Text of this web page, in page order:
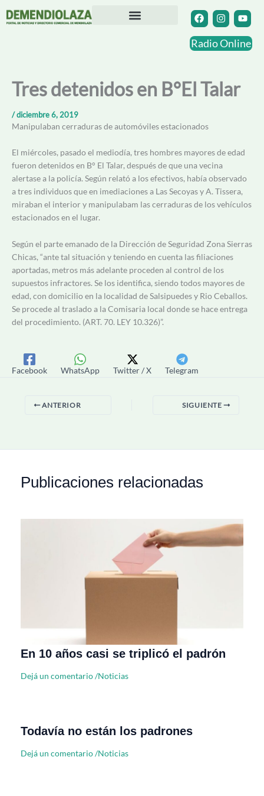
F
a
c
e
b
I
n
s
t
a
m
Y
o
u
t
u
Radio Online
Tres detenidos en B°El Talar
/diciembre 6, 2019
Manipulaban cerraduras de automóviles estacionados
El miércoles, pasado el mediodía, tres hombres mayores de edad
fueron detenidos en B° El Talar, después de que una vecina
alertase a la policía. Según relató a los efectivos, había observado
a tres individuos que en imediaciones a Las Secoyas y A. Tissera,
miraban el interior y manipulabam las cerraduras de los vehículos
estacionados en el lugar.
Según el parte emanado de la Dirección de Seguridad Zona Sierras
Chicas, “ante tal situación y teniendo en cuenta las filiaciones
aportadas, metros más adelante proceden al control de los
supuestos infractores. Se los identifica, siendo todos mayores de
edad, con domicilio en la localidad de Salsipuedes y Rio Ceballos.
Se procede al traslado a la Comisaria local donde se hace entrega
del procedimiento. (ART. 70. LEY 10.326)”.
Facebook WhatsApp Twitter / X Telegram
ANTERIOR SIGUIENTE
Publicaciones relacionadas
En 10 años casi se triplicó el padrón
Dejá un comentario/Noticias
Todavía no están los padrones
Dejá un comentario/Noticias